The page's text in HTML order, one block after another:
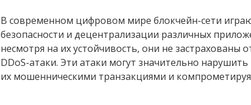
В современном цифровом мире блокчейн-сети
безопасности и децентрализации различных
несмотря на их устойчивость, они не застрахованы
DDoS-атаки. Эти атаки могут значительно
их мошенническими транзакциями и